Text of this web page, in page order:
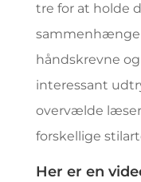
tre for at holde
håndskrevne
interessant
overvælde
forskellige
Her er en